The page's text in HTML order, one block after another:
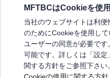
弊社の製品について
販売店リスト
よくある質問 / お問い合わせ
MFTBCはCookieを使
当社のウェブサイトは利
のためにCookieを使用し
ユーザーの同意が必要で
可能です。詳しくは「設
関する方針をご参照下さい。